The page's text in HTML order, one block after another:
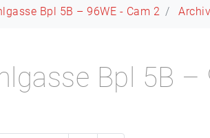
Bpl 5B – 96WE - Cam 2 Archiv
Bpl 5B